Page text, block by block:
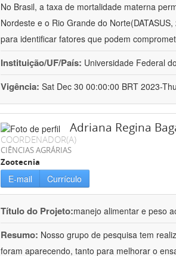
No Brasil, a taxa de mortalidade materna
Nordeste e o Rio Grande do
para identificar fatores que podem
Instituição/UF/País: Universidade Federal
Vigência: Sat Dec 30 00:00:00 BRT 2023-
Adriana Regina
COORDENADOR(A)
CIÊNCIAS AGRÁRIAS
Zootecnia
E-mail Currículo
Título do Projeto:manejo alimentar e peso
Resumo: Nosso grupo de pesquisa tem
foram aparecendo, tanto para melhorar o